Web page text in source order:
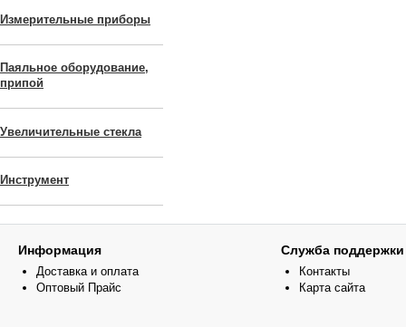
Измерительные приборы
Паяльное оборудование,
припой
Увеличительные стекла
Инструмент
Информация
Доставка и оплата
Оптовый Прайс
Служба поддержки
Контакты
Карта сайта